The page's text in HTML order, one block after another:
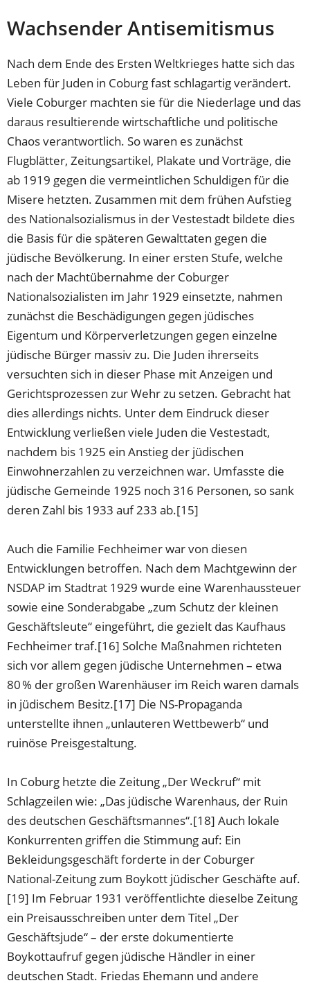
Wachsender Antisemitismus
Nach dem Ende des Ersten Weltkrieges hatte sich das
Leben für Juden in Coburg fast schlagartig verändert.
Viele Coburger machten sie für die Niederlage und das
daraus resultierende wirtschaftliche und politische
Chaos verantwortlich. So waren es zunächst
Flugblätter, Zeitungsartikel, Plakate und Vorträge, die
ab 1919 gegen die vermeintlichen Schuldigen für die
Misere hetzten. Zusammen mit dem frühen Aufstieg
des Nationalsozialismus in der Vestestadt bildete dies
die Basis für die späteren Gewalttaten gegen die
jüdische Bevölkerung. In einer ersten Stufe, welche
nach der Machtübernahme der Coburger
Nationalsozialisten im Jahr 1929 einsetzte, nahmen
zunächst die Beschädigungen gegen jüdisches
Eigentum und Körperverletzungen gegen einzelne
jüdische Bürger massiv zu. Die Juden ihrerseits
versuchten sich in dieser Phase mit Anzeigen und
Gerichtsprozessen zur Wehr zu setzen. Gebracht hat
dies allerdings nichts. Unter dem Eindruck dieser
Entwicklung verließen viele Juden die Vestestadt,
nachdem bis 1925 ein Anstieg der jüdischen
Einwohnerzahlen zu verzeichnen war. Umfasste die
jüdische Gemeinde 1925 noch 316 Personen, so sank
deren Zahl bis 1933 auf 233 ab.[15]
Auch die Familie Fechheimer war von diesen
Entwicklungen betroffen. Nach dem Machtgewinn der
NSDAP im Stadtrat 1929 wurde eine Warenhaussteuer
sowie eine Sonderabgabe „zum Schutz der kleinen
Geschäftsleute“ eingeführt, die gezielt das Kaufhaus
Fechheimer traf.[16] Solche Maßnahmen richteten
sich vor allem gegen jüdische Unternehmen – etwa
80 % der großen Warenhäuser im Reich waren damals
in jüdischem Besitz.[17] Die NS-Propaganda
unterstellte ihnen „unlauteren Wettbewerb“ und
ruinöse Preisgestaltung.
In Coburg hetzte die Zeitung „Der Weckruf“ mit
Schlagzeilen wie: „Das jüdische Warenhaus, der Ruin
des deutschen Geschäftsmannes“.[18] Auch lokale
Konkurrenten griffen die Stimmung auf: Ein
Bekleidungsgeschäft forderte in der Coburger
National-Zeitung zum Boykott jüdischer Geschäfte auf.
[19] Im Februar 1931 veröffentlichte dieselbe Zeitung
ein Preisausschreiben unter dem Titel „Der
Geschäftsjude“ – der erste dokumentierte
Boykottaufruf gegen jüdische Händler in einer
deutschen Stadt. Friedas Ehemann und andere